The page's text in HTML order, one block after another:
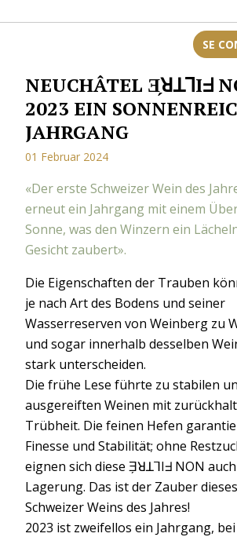
SE
NEUCHÂTEL Ǝ̗ꓤꓕꓶIᖵ
2023 EIN
JAHRGANG
01 Februar 2024
«Der erste Schweizer Wein des
erneut ein Jahrgang mit einem
Sonne, was den Winzern ein
Gesicht zaubert».
Die Eigenschaften der Trauben
je nach Art des Bodens und seiner
Wasserreserven von Weinberg zu
und sogar innerhalb desselben
stark unterscheiden.
Die frühe Lese führte zu stabilen
ausgereiften Weinen mit
Trübheit. Die feinen Hefen
Finesse und Stabilität; ohne
eignen sich diese Ǝ̗ꓤꓕꓶIᖵ NON
Lagerung. Das ist der Zauber
Schweizer Weins des Jahres!
2023 ist zweifellos ein Jahrgang,